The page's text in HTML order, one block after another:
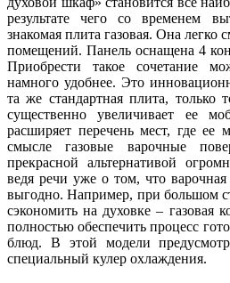
результате чего со временем
знакомая плита газовая. Она легко
помещений. Панель оснащена 4
Приобрести такое сочетание
намного удобнее. Это
та же стандартная плита,
существенно увеличивает ее
расширяет перечень мест, где ее
смысле газовые варочные
прекрасной альтернативой
ведя речи уже о том, что
выгодно. Например, при большом
сэкономить на духовке – газовая
полностью обеспечить процесс
блюд. В этой модели
специальный кулер охлаждения.